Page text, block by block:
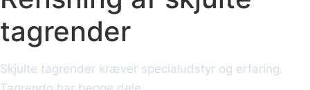
tagrender
Skjulte tagrender kræver specialudstyr og erfaring.